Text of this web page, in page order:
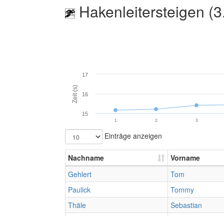
Hakenleitersteigen
Zeit (s)
1. 2. 3.
15
16
17
Einträge anzeigen
Nachname
Vorname
Gehlert
Tom
Paulick
Tommy
Thäle
Sebastian